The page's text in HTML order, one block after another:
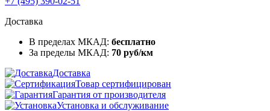
Доставка
В пределах МКАД: бесплатно
За пределы МКАД: 70 руб/км
Доставка
Товар сертифицирован
Гарантия от производителя
Установка и обслуживание